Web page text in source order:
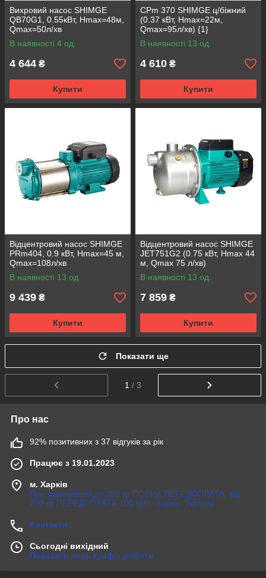
Вихровий насос SHIMGE
QB70G1, 0.55кВт, Нmax=48м,
Qmax=50л/хв
В наявності 4 од.
4 644 ₴
Купити
CPm 370 SHIMGE ц/біжний
(0.37 кВт, Нmax=22м,
Qmax=95л/хв) {1}
В наявності 13 од.
4 610 ₴
Купити
Відцентровий насос SHIMGE
PRm404, 0.9 кВт, Нmax=45 м,
Qmax=108л/хв
В наявності 13 од.
9 439 ₴
Купити
Відцентровий насос SHIMGE
JET751G2 (0.75 кВт, Нmax 44
м, Qmax 75 л/хв)
В наявності 13 од.
7 859 ₴
Купити
Показати ще
1 / 3
Про нас
92% позитивних з 37 відгуків за рік
Працює з 19.01.2023
м. Харків
При замовленні до 280 гр ПОВНА ПЕРЕДОПЛАТА, від
280 гр ПЕРЕДОПЛАТА 100 гр!!!, Харків, Україна
Контакти
Сьогодні вихідний
Показати весь графік роботи